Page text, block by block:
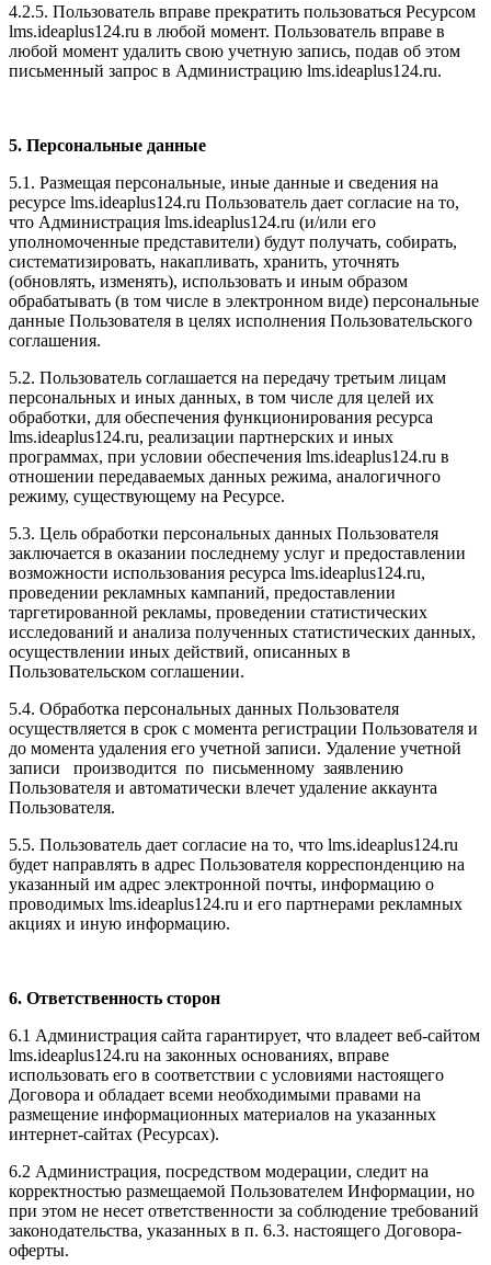
4.2.5. Пользователь вправе прекратить пользоваться Ресурсом
lms.ideaplus124.ru в любой момент. Пользователь вправе в
любой момент удалить свою учетную запись, подав об этом
письменный запрос в Администрацию lms.ideaplus124.ru.
5. Персональные данные
5.1. Размещая персональные, иные данные и сведения на
ресурсе lms.ideaplus124.ru Пользователь дает согласие на то,
что Администрация lms.ideaplus124.ru (и/или его
уполномоченные представители) будут получать, собирать,
систематизировать, накапливать, хранить, уточнять
(обновлять, изменять), использовать и иным образом
обрабатывать (в том числе в электронном виде) персональные
данные Пользователя в целях исполнения Пользовательского
соглашения.
5.2. Пользователь соглашается на передачу третьим лицам
персональных и иных данных, в том числе для целей их
обработки, для обеспечения функционирования ресурса
lms.ideaplus124.ru, реализации партнерских и иных
программах, при условии обеспечения lms.ideaplus124.ru в
отношении передаваемых данных режима, аналогичного
режиму, существующему на Ресурсе.
5.3. Цель обработки персональных данных Пользователя
заключается в оказании последнему услуг и предоставлении
возможности использования ресурса lms.ideaplus124.ru,
проведении рекламных кампаний, предоставлении
таргетированной рекламы, проведении статистических
исследований и анализа полученных статистических данных,
осуществлении иных действий, описанных в
Пользовательском соглашении.
5.4. Обработка персональных данных Пользователя
осуществляется в срок с момента регистрации Пользователя и
до момента удаления его учетной записи. Удаление учетной
записи производится по письменному заявлению
Пользователя и автоматически влечет удаление аккаунта
Пользователя.
5.5. Пользователь дает согласие на то, что lms.ideaplus124.ru
будет направлять в адрес Пользователя корреспонденцию на
указанный им адрес электронной почты, информацию о
проводимых lms.ideaplus124.ru и его партнерами рекламных
акциях и иную информацию.
6. Ответственность сторон
6.1 Администрация сайта гарантирует, что владеет веб-сайтом
lms.ideaplus124.ru на законных основаниях, вправе
использовать его в соответствии с условиями настоящего
Договора и обладает всеми необходимыми правами на
размещение информационных материалов на указанных
интернет-сайтах (Ресурсах).
6.2 Администрация, посредством модерации, следит на
корректностью размещаемой Пользователем Информации, но
при этом не несет ответственности за соблюдение требований
законодательства, указанных в п. 6.3. настоящего Договора-
оферты.